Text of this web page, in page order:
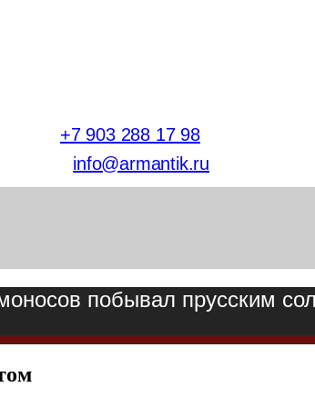
+7 903 288 17 98
info@armantik.ru
побывал прусским